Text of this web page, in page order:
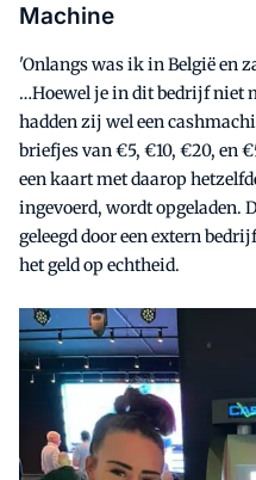
Machine
'Onlangs was ik in België en
…Hoewel je in dit bedrijf niet
hadden zij wel een
briefjes van €5, €10, €20, en
een kaart met daarop
ingevoerd, wordt opgeladen.
geleegd door een extern
het geld op echtheid.